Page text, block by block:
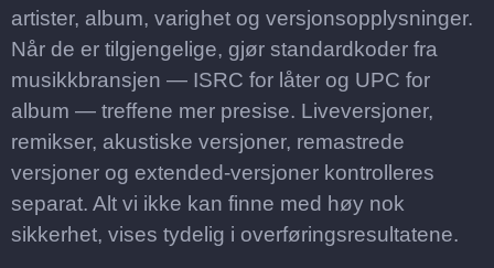
artister, album, varighet og versjonsopplysninger.
Når de er tilgjengelige, gjør standardkoder fra
musikkbransjen — ISRC for låter og UPC for
album — treffene mer presise. Liveversjoner,
remikser, akustiske versjoner, remastrede
versjoner og extended-versjoner kontrolleres
separat. Alt vi ikke kan finne med høy nok
sikkerhet, vises tydelig i overføringsresultatene.